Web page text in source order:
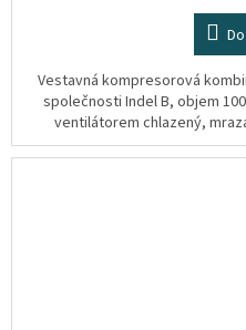
Vestavná kompresorová
společnosti Indel B, objem
ventilátorem chlazený,